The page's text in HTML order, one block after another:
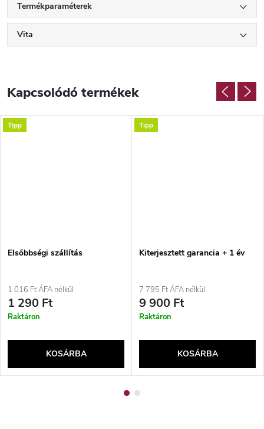
Termékparaméterek
Vita
Kapcsolódó termékek
Tipp
Elsőbbségi szállítás
1 016 Ft ÁFA nélkül
1 290 Ft
Raktáron
KOSÁRBA
Tipp
Kiterjesztett garancia + 1 év
7 795 Ft ÁFA nélkül
9 900 Ft
Raktáron
KOSÁRBA